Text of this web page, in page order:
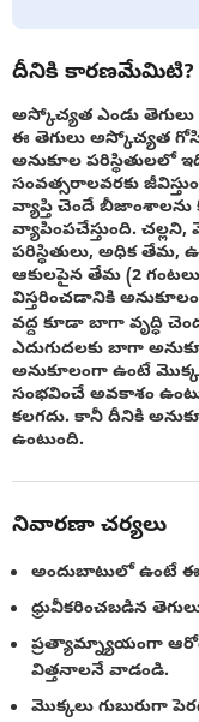
దీనికి కారణమేమిటి?
అస్కోచ్యత ఎండు
ఈ తెగులు అస్కోచ్యత
అనుకూల
సంవత్సరాలవరకు
వ్యాప్తి చెందే బీజాంశాలను
వ్యాపింపచేస్తుంది.
పరిస్థితులు, అధిక
ఆకులపైన తేమ (2
విస్తరించడానికి
వద్ద కూడా బాగా వృద్ధి
ఎదుగుదలకు బాగా
అనుకూలంగా ఉంటే
సంభవించే అవకాశం
కలగదు. కానీ దీనికి
ఉంటుంది.
నివారణా చర్యలు
అందుబాటులో ఉంటే ఈ
ధ్రువీకరించబడిన
ప్రత్యామ్న్యాయంగా
విత్తనాలనే వాడండి.
మొక్కలు గుబురుగా